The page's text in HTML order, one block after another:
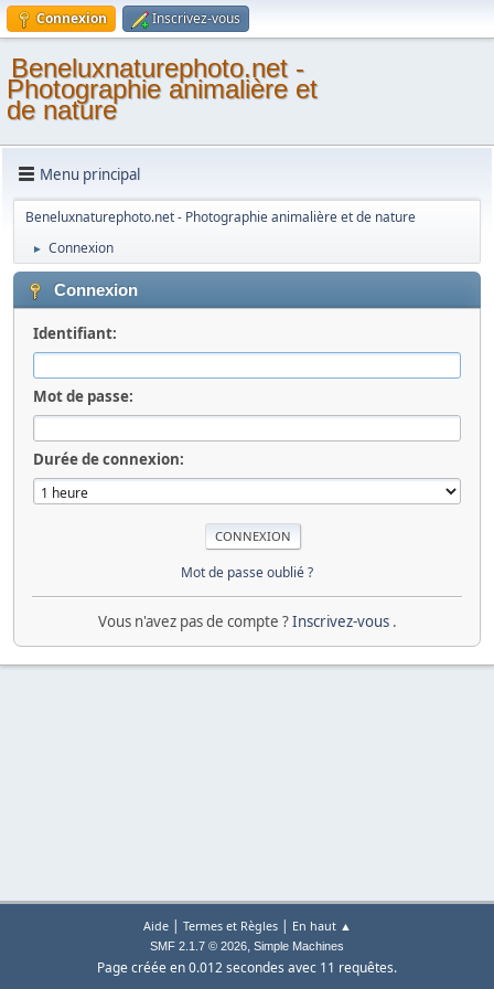
Connexion Inscrivez-vous
Beneluxnaturephoto.net -
Photographie animalière et
de nature
Menu principal
Beneluxnaturephoto.net - Photographie animalière et de nature
► Connexion
Connexion
Identifiant:
Mot de passe:
Durée de connexion:
Mot de passe oublié ?
Vous n'avez pas de compte ?Inscrivez-vous .
Aide| Termes et Règles| En haut ▲
SMF 2.1.7 © 2026, Simple Machines
Page créée en 0.012 secondes avec 11 requêtes.